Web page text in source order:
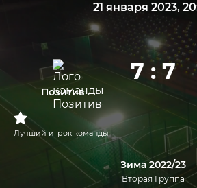
21 января 2023,
Позитив
7 : 7
Лучший игрок команды
Зима 2022/23
Вторая Группа